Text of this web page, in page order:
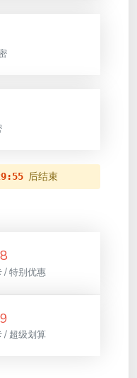
后结束
/ 特别优惠
/ 超级划算